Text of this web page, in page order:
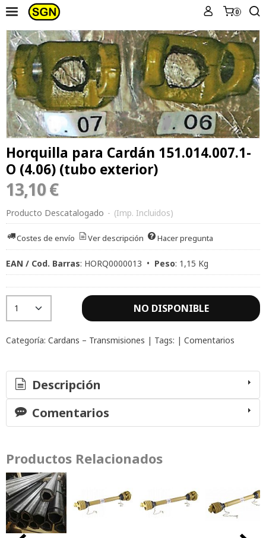
0
Horquilla para Cardán 151.014.007.1-
O (4.06) (tubo exterior)
13,10 €
Producto Descatalogado - (Imp. Incluidos)
Costes de envío Ver descripción Hacer pregunta
EAN / Cod. Barras: HORQ0000013 • Peso: 1,15 Kg
NO DISPONIBLE
Categoría: Cardans – Transmisiones | Tags: | Comentarios
Descripción
Comentarios
Productos Relacionados